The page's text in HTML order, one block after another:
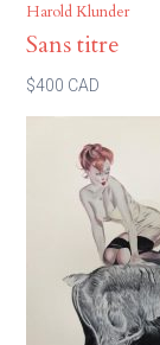
Harold Klunder
Sans titre
$400 CAD